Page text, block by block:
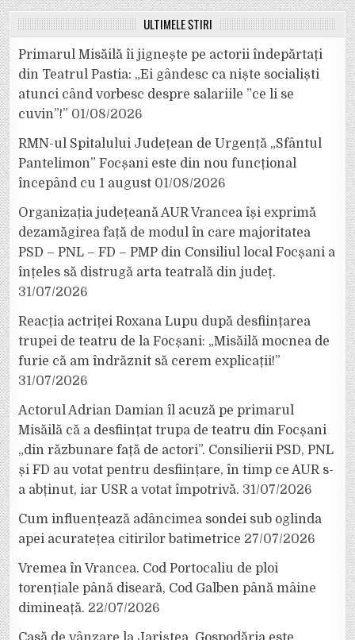
ULTIMELE ȘTIRI
Primarul Misăilă îi jignește pe actorii îndepărtați
din Teatrul Pastia: „Ei gândesc ca niște socialiști
atunci când vorbesc despre salariile ”ce li se
cuvin”!” 01/08/2026
RMN-ul Spitalului Județean de Urgență „Sfântul
Pantelimon” Focșani este din nou funcțional
începând cu 1 august 01/08/2026
Organizația județeană AUR Vrancea își exprimă
dezamăgirea față de modul în care majoritatea
PSD – PNL – FD – PMP din Consiliul local Focșani a
înțeles să distrugă arta teatrală din județ.
31/07/2026
Reacția actriței Roxana Lupu după desființarea
trupei de teatru de la Focșani: „Misăilă mocnea de
furie că am îndrăznit să cerem explicații!”
31/07/2026
Actorul Adrian Damian îl acuză pe primarul
Misăilă că a desființat trupa de teatru din Focșani
„din răzbunare față de actori”. Consilierii PSD, PNL
și FD au votat pentru desființare, în timp ce AUR s-
a abținut, iar USR a votat împotrivă. 31/07/2026
Cum influențează adâncimea sondei sub oglinda
apei acuratețea citirilor batimetrice 27/07/2026
Vremea în Vrancea. Cod Portocaliu de ploi
torențiale până diseară, Cod Galben până mâine
dimineață. 22/07/2026